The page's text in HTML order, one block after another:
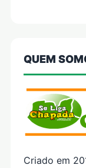
QUEM
Criado em